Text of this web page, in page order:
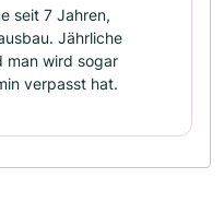
seit 7 Jahren,
Jährliche
man wird sogar
verpasst hat.